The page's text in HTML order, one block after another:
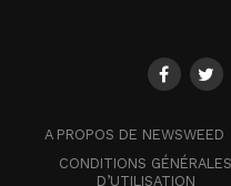
A PROPOS DE NEWSWEED
CONDITIONS GÉNÉRALES
D’UTILISATION